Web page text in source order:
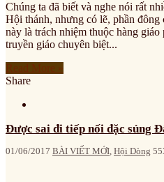
Chúng ta đã biết và nghe nói rất
Hội thánh, nhưng có lẽ, phần
này là trách nhiệm thuộc hàng giáo
truyền giáo chuyên biệt...
Share
Được sai đi tiếp nối đặc sủng
01/06/2017 BÀI VIẾT MỚI, Hội Dòng